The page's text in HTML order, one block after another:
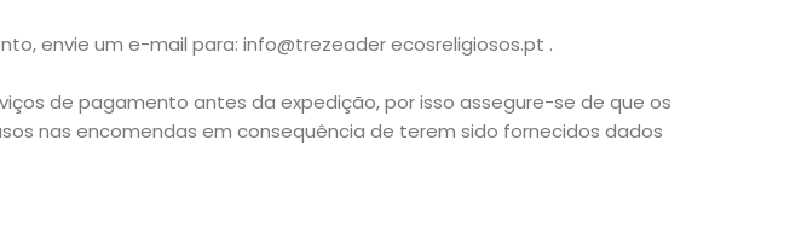
envie um e-mail para: info@trezeader ecosreligiosos.pt .
de pagamento antes da expedição, por isso assegure-se de que os
nas encomendas em consequência de terem sido fornecidos dados